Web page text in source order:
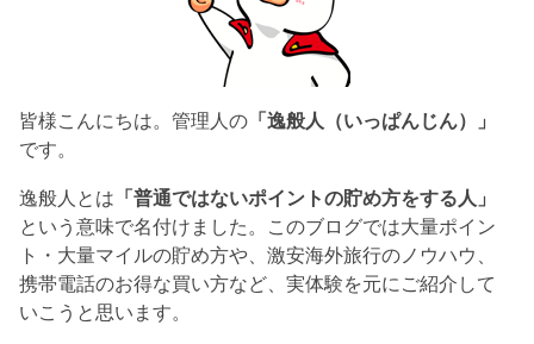
皆様こんにちは。管理人の 「逸般人（いっぱんじん）」
です。
逸般人とは 「普通ではないポイントの貯め方をする人」
という意味で名付けました。このブログでは大量ポイン
ト・大量マイルの貯め方や、激安海外旅行のノウハウ、
携帯電話のお得な買い方など、実体験を元にご紹介して
いこうと思います。